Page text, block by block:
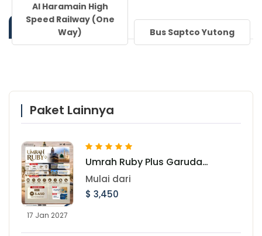
Transportasi
Al Haramain High
Speed Railway (One
Way)
Bus Saptco Yutong
Paket Lainnya
17 Jan 2027
Umrah Ruby Plus Garuda
Landing Madinah 17 Januari
2027
Mulai dari
$ 3,450